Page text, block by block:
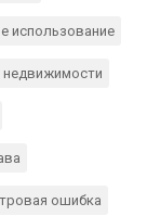
использование
недвижимости
ошибка